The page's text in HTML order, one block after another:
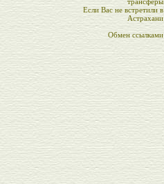
Если Вас не встретили в
Астрахани
Обмен ссылками